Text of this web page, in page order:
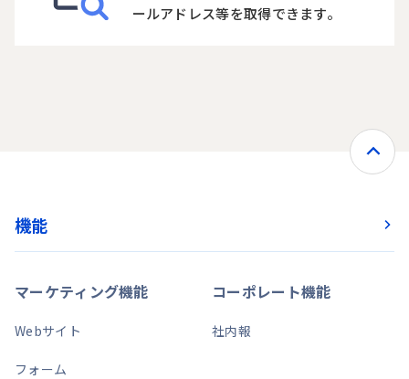
ールアドレス等を取得できます。
機能
マーケティング機能
Webサイト
フォーム
コーポレート機能
社内報